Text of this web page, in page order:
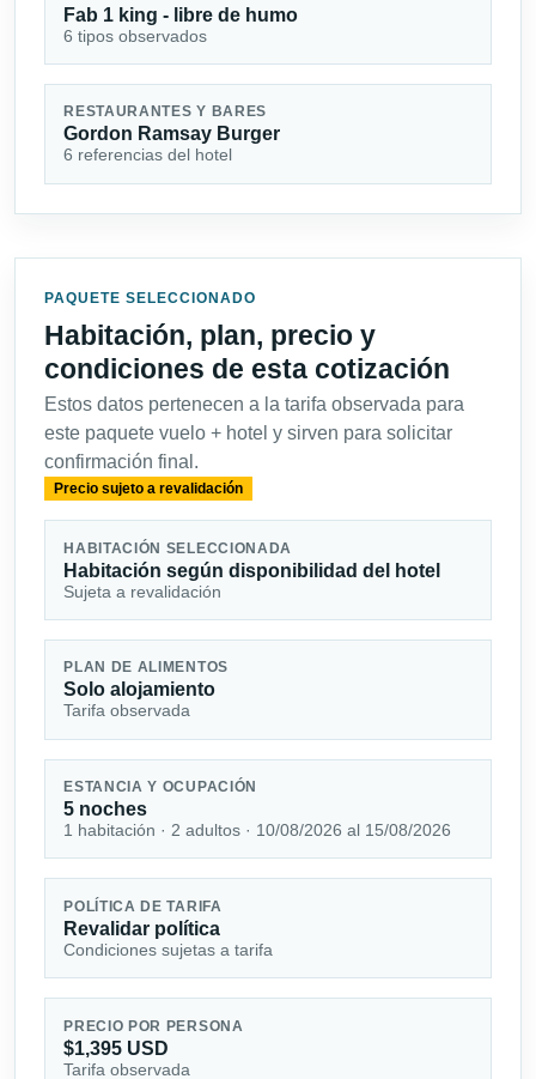
Fab 1 king - libre de humo
6 tipos observados
RESTAURANTES Y BARES
Gordon Ramsay Burger
6 referencias del hotel
PAQUETE SELECCIONADO
Habitación, plan, precio y
condiciones de esta cotización
Estos datos pertenecen a la tarifa observada para
este paquete vuelo + hotel y sirven para solicitar
confirmación final.
Precio sujeto a revalidación
HABITACIÓN SELECCIONADA
Habitación según disponibilidad del hotel
Sujeta a revalidación
PLAN DE ALIMENTOS
Solo alojamiento
Tarifa observada
ESTANCIA Y OCUPACIÓN
5 noches
1 habitación · 2 adultos · 10/08/2026 al 15/08/2026
POLÍTICA DE TARIFA
Revalidar política
Condiciones sujetas a tarifa
PRECIO POR PERSONA
$1,395 USD
Tarifa observada